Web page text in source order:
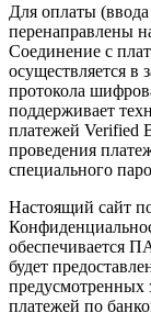
Для оплаты
Соединение с
осуществляется
протокола
поддерживает
платежей Verified
проведения
специального
Настоящий сайт
обеспечивается
будет
предусмотренных
платежей по